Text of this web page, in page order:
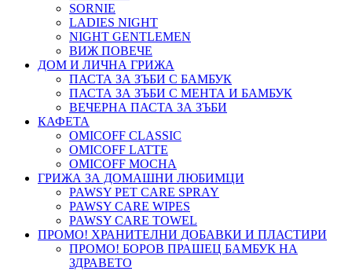
SORNIE
LADIES NIGHT
NIGHT GENTLEMEN
ВИЖ ПОВЕЧЕ
ДОМ И ЛИЧНА ГРИЖА
ПАСТА ЗА ЗЪБИ С БАМБУК
ПАСТА ЗА ЗЪБИ С МЕНТА И БАМБУК
ВЕЧЕРНА ПАСТА ЗА ЗЪБИ
КАФЕТА
OMICOFF CLASSIC
OMICOFF LATTE
OMICOFF MOCHA
ГРИЖА ЗА ДОМАШНИ ЛЮБИМЦИ
PAWSY PET CARE SPRAY
PAWSY CARE WIPES
PAWSY CARE TOWEL
ПРОМО! ХРАНИТЕЛНИ ДОБАВКИ И ПЛАСТИРИ
ПРОМО! БОРОВ ПРАШЕЦ БАМБУК НА
ЗДРАВЕТО